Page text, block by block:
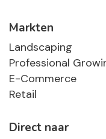
Markten
Landscaping
Professional
E-Commerce
Retail
Direct naar